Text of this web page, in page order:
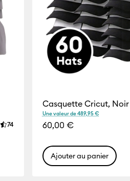
de ce produit est 4.5 sur
74Reviews
Casquette Cricut,
Une valeur de 489,95 €
60,00 €
Ajouter au panier